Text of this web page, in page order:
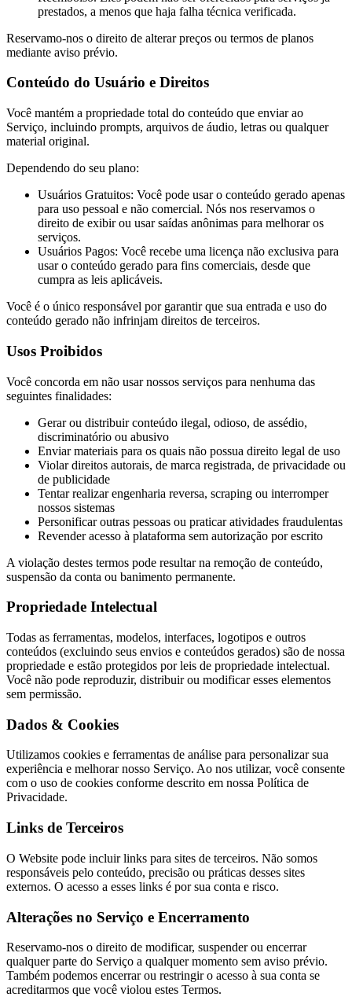
prestados, a menos que haja falha técnica verificada.
Reservamo-nos o direito de alterar preços ou termos de planos
mediante aviso prévio.
Conteúdo do Usuário e Direitos
Você mantém a propriedade total do conteúdo que enviar ao
Serviço, incluindo prompts, arquivos de áudio, letras ou qualquer
material original.
Dependendo do seu plano:
Usuários Gratuitos: Você pode usar o conteúdo gerado apenas
para uso pessoal e não comercial. Nós nos reservamos o
direito de exibir ou usar saídas anônimas para melhorar os
serviços.
Usuários Pagos: Você recebe uma licença não exclusiva para
usar o conteúdo gerado para fins comerciais, desde que
cumpra as leis aplicáveis.
Você é o único responsável por garantir que sua entrada e uso do
conteúdo gerado não infrinjam direitos de terceiros.
Usos Proibidos
Você concorda em não usar nossos serviços para nenhuma das
seguintes finalidades:
Gerar ou distribuir conteúdo ilegal, odioso, de assédio,
discriminatório ou abusivo
Enviar materiais para os quais não possua direito legal de uso
Violar direitos autorais, de marca registrada, de privacidade ou
de publicidade
Tentar realizar engenharia reversa, scraping ou interromper
nossos sistemas
Personificar outras pessoas ou praticar atividades fraudulentas
Revender acesso à plataforma sem autorização por escrito
A violação destes termos pode resultar na remoção de conteúdo,
suspensão da conta ou banimento permanente.
Propriedade Intelectual
Todas as ferramentas, modelos, interfaces, logotipos e outros
conteúdos (excluindo seus envios e conteúdos gerados) são de nossa
propriedade e estão protegidos por leis de propriedade intelectual.
Você não pode reproduzir, distribuir ou modificar esses elementos
sem permissão.
Dados & Cookies
Utilizamos cookies e ferramentas de análise para personalizar sua
experiência e melhorar nosso Serviço. Ao nos utilizar, você consente
com o uso de cookies conforme descrito em nossa Política de
Privacidade.
Links de Terceiros
O Website pode incluir links para sites de terceiros. Não somos
responsáveis pelo conteúdo, precisão ou práticas desses sites
externos. O acesso a esses links é por sua conta e risco.
Alterações no Serviço e Encerramento
Reservamo-nos o direito de modificar, suspender ou encerrar
qualquer parte do Serviço a qualquer momento sem aviso prévio.
Também podemos encerrar ou restringir o acesso à sua conta se
acreditarmos que você violou estes Termos.